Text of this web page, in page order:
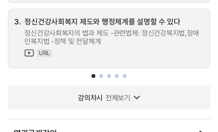
3. 정신건강사회복지 제도와 행정체계를 설명할 수 있다
정신건강사회복지의 법과 제도 -관련법제: 정신건강복지법,장애
인복지법 -정책 및 전달체계
URL
강의차시 전체보기